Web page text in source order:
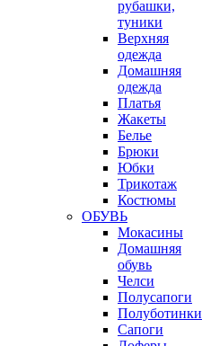
рубашки,
туники
Верхняя
одежда
Домашняя
одежда
Платья
Жакеты
Белье
Брюки
Юбки
Трикотаж
Костюмы
ОБУВЬ
Мокасины
Домашняя
обувь
Челси
Полусапоги
Полуботинки
Сапоги